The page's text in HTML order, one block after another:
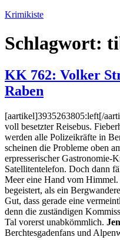
Zum
springen
Krimikiste
Schlagwort:
KK 762: Volker
Raben
[aartikel]3935263805:left[/
voll besetzter Reisebus.
werden alle Polizeikräfte in
scheinen die Probleme oben
erpresserischer Gastronomie-
Satellitentelefon. Doch dann
Meer eine Hand vom
begeistert, als ein
Gut, dass gerade eine
denn die zuständigen
Tal vorerst unabkömmlich.
Berchtesgadenfans und